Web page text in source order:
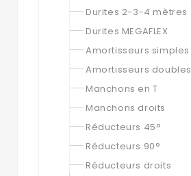
Durites 2-3-4 mètres
Durites MEGAFLEX
Amortisseurs simples
Amortisseurs doubles
Manchons en T
Manchons droits
Réducteurs 45°
Réducteurs 90°
Réducteurs droits